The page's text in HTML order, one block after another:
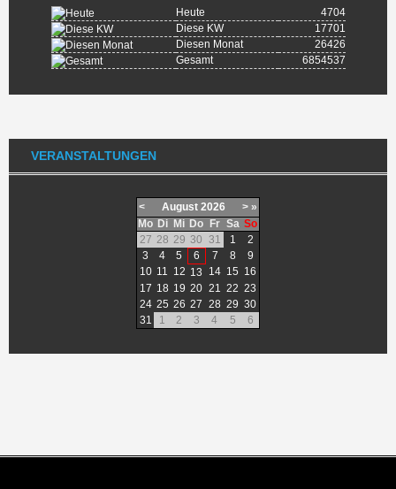
Heute
4704
Diese KW
17701
Diesen Monat
26426
Gesamt
6854537
VERANSTALTUNGEN
< August 2026 > »
Mo Di Mi Do Fr Sa So
27 28 29 30 31 1
2
3
4 5 6 7 8
9
10 11 12 13 14 15 16
17 18 19 20 21 22 23
24 25 26 27 28 29 30
31
1 2 3 4 5 6